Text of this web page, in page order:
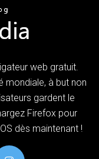
web gratuit.
mondiale, à but non
gardent le
Firefox pour
dès maintenant !